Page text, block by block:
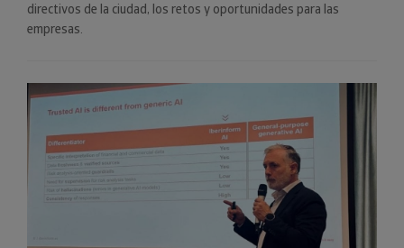
directivos de la ciudad, los retos y oportunidades para las
empresas.